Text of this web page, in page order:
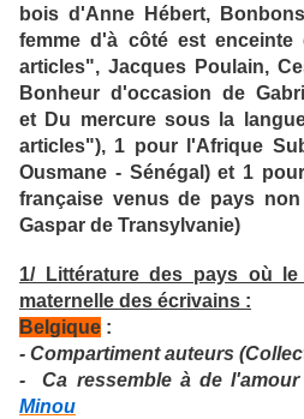
bois d'Anne Hébert,
femme d'à côté est enceinte
articles", Jacques Poulain,
Bonheur d'occasion de
et Du mercure sous la
articles"), 1 pour l'Afrique
Ousmane - Sénégal) et 1
française venus de pays
Gaspar de Transylvanie)
1/ Littérature des pays où
maternelle des écrivains :
Belgique :
- Compartiment auteurs
- Ca ressemble à de
Minou